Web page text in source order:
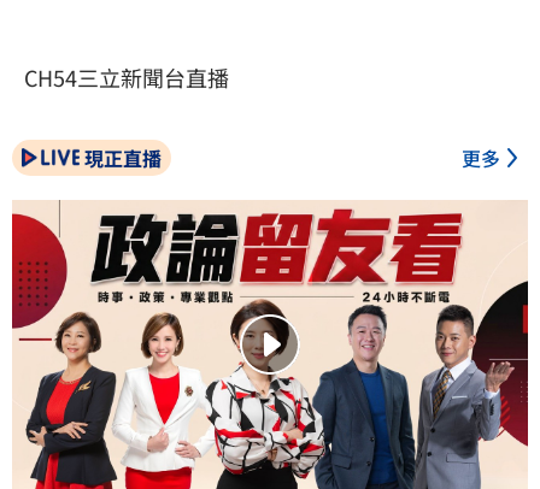
CH54三立新聞台直播
現正直播 更多